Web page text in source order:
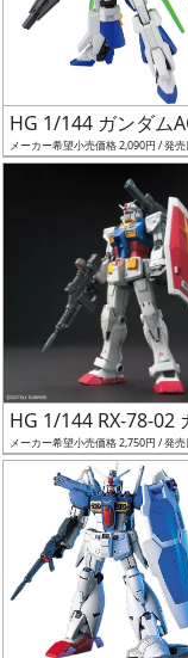
売
切
抽
選
中
復
活
HG 1/144 ガンダム
メーカー希望小売価格 2,090円 / 発
HG 1/144 RX-78-02
メーカー希望小売価格 2,750円 / 発